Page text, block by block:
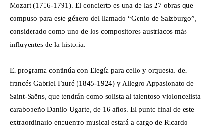
Mozart (1756-1791). El concierto es una de las 27 obras que
compuso para este género del llamado “Genio de Salzburgo”,
considerado como uno de los compositores austriacos más
influyentes de la historia.
El programa continúa con Elegía para cello y orquesta, del
francés Gabriel Fauré (1845-1924) y Allegro Appasionato de
Saint-Saëns, que tendrán como solista al talentoso violoncelista
carabobeño Danilo Ugarte, de 16 años. El punto final de este
extraordinario encuentro musical estará a cargo de Ricardo